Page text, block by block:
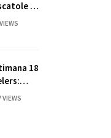
di
VIEWS
18
VIEWS